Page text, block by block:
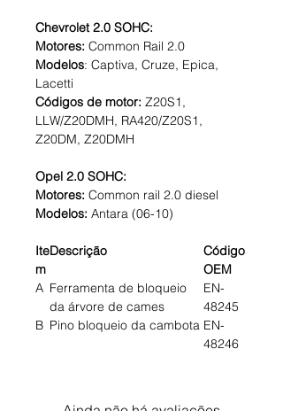
Chevrolet 2.0 SOHC:
Motores: Common Rail 2.0
Modelos: Captiva, Cruze, Epica,
Lacetti
Códigos de motor: Z20S1,
LLW/Z20DMH, RA420/Z20S1,
Z20DM, Z20DMH
Opel 2.0 SOHC:
Motores: Common rail 2.0 diesel
Modelos: Antara (06-10)
Ite
m
Descrição
Código
OEM
A Ferramenta de bloqueio
da árvore de cames
EN-
48245
B Pino bloqueio da cambota EN-
48246